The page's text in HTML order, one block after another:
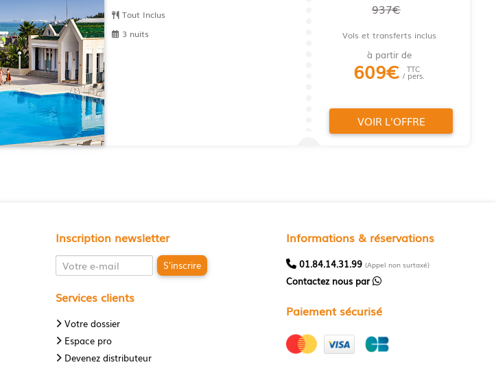
Tout Inclus
3 nuits
937€
Vols et transferts inclus
à partir de
609€ TTC
/ pers.
VOIR L'OFFRE
Inscription newsletter
S'inscrire
Services clients
Votre dossier
Espace pro
Devenez distributeur
Informations & réservations
01.84.14.31.99 (Appel non surtaxé)
Contactez nous par
Paiement sécurisé